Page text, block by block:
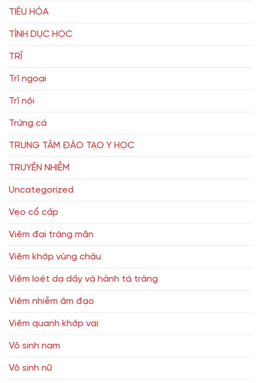
TIÊU HÓA
TÌNH DỤC HỌC
TRĨ
Trĩ ngoại
Trĩ nội
Trứng cá
TRUNG TÂM ĐÀO TẠO Y HỌC
TRUYỀN NHIỄM
Uncategorized
Vẹo cổ cấp
Viêm đại tràng mãn
Viêm khớp vùng chậu
Viêm loét dạ dầy và hành tá tràng
Viêm nhiễm âm đạo
Viêm quanh khớp vai
Vô sinh nam
Vô sinh nữ